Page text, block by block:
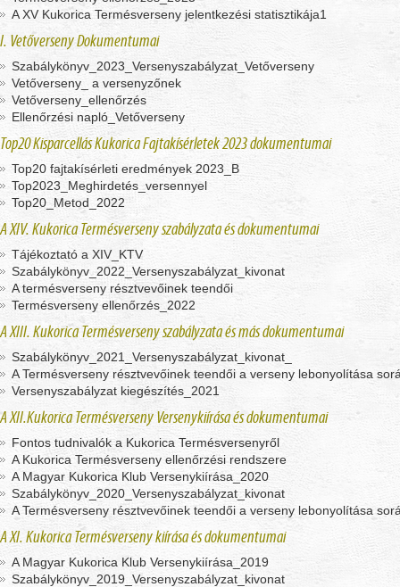
A XV Kukorica Termésverseny jelentkezési statisztikája1
I. Vetőverseny Dokumentumai
Szabálykönyv_2023_Versenyszabályzat_Vetőverseny
Vetőverseny_ a versenyzőnek
Vetőverseny_ellenőrzés
Ellenőrzési napló_Vetőverseny
Top20 Kisparcellás Kukorica Fajtakísérletek 2023 dokumentumai
Top20 fajtakísérleti eredmények 2023_B
Top2023_Meghirdetés_versennyel
Top20_Metod_2022
A XIV. Kukorica Termésverseny szabályzata és dokumentumai
Tájékoztató a XIV_KTV
Szabálykönyv_2022_Versenyszabályzat_kivonat
A termésverseny résztvevőinek teendői
Termésverseny ellenőrzés_2022
A XIII. Kukorica Termésverseny szabályzata és más dokumentumai
Szabálykönyv_2021_Versenyszabályzat_kivonat_
A Termésverseny résztvevőinek teendői a verseny lebonyolítása
Versenyszabályzat kiegészítés_2021
A XII.Kukorica Termésverseny Versenykiírása és dokumentumai
Fontos tudnivalók a Kukorica Termésversenyről
A Kukorica Termésverseny ellenőrzési rendszere
A Magyar Kukorica Klub Versenykiírása_2020
Szabálykönyv_2020_Versenyszabályzat_kivonat
A Termésverseny résztvevőinek teendői a verseny lebonyolítása
A XI. Kukorica Termésverseny kiírása és dokumentumai
A Magyar Kukorica Klub Versenykiírása_2019
Szabálykönyv_2019_Versenyszabályzat_kivonat